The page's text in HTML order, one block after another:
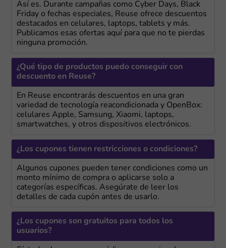
Así es. Durante campañas como Cyber Days, Black
Friday o fechas especiales, Reuse ofrece descuentos
destacados en celulares, laptops, tablets y más.
Publicamos esas ofertas aquí para que no te pierdas
ninguna promoción.
¿Qué tipo de productos puedo conseguir con
descuento en Reuse?
En Reuse encontrarás descuentos en una gran
variedad de tecnología reacondicionada y OpenBox:
celulares Apple, Samsung, Xiaomi, laptops,
smartwatches, y otros dispositivos electrónicos.
¿Los cupones tienen restricciones o condiciones?
Algunos cupones pueden tener condiciones como un
monto mínimo de compra o aplicarse solo a
categorías específicas. Asegúrate de leer los
detalles de cada cupón antes de usarlo.
¿Los cupones son gratuitos para todos los
usuarios?